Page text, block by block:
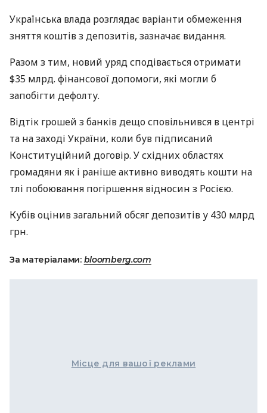
Українська влада розглядає варіанти обмеження
зняття коштів з депозитів, зазначає видання.
Разом з тим, новий уряд сподівається отримати
$35 млрд. фінансової допомоги, які могли б
запобігти дефолту.
Відтік грошей з банків дещо сповільнився в центрі
та на заході України, коли був підписаний
Конституційний договір. У східних областях
громадяни як і раніше активно виводять кошти на
тлі побоювання погіршення відносин з Росією.
Кубів оцінив загальний обсяг депозитів у 430 млрд
грн.
За матеріалами: bloomberg.com
Місце для вашої реклами